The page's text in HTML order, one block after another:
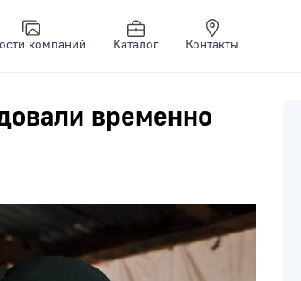
компаний Каталог Контакты
временно